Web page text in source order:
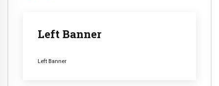
Left Banner
Left Banner